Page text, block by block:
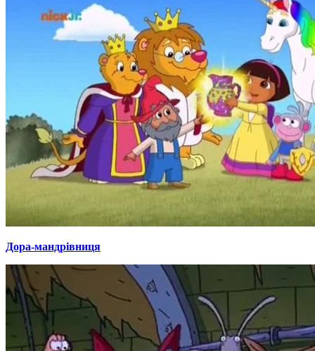
Дора-мандрівниця